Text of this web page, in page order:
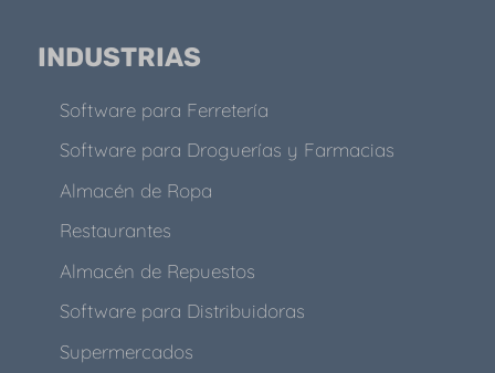
INDUSTRIAS
Software para Ferretería
Software para Droguerías y Farmacias
Almacén de Ropa
Restaurantes
Almacén de Repuestos
Software para Distribuidoras
Supermercados